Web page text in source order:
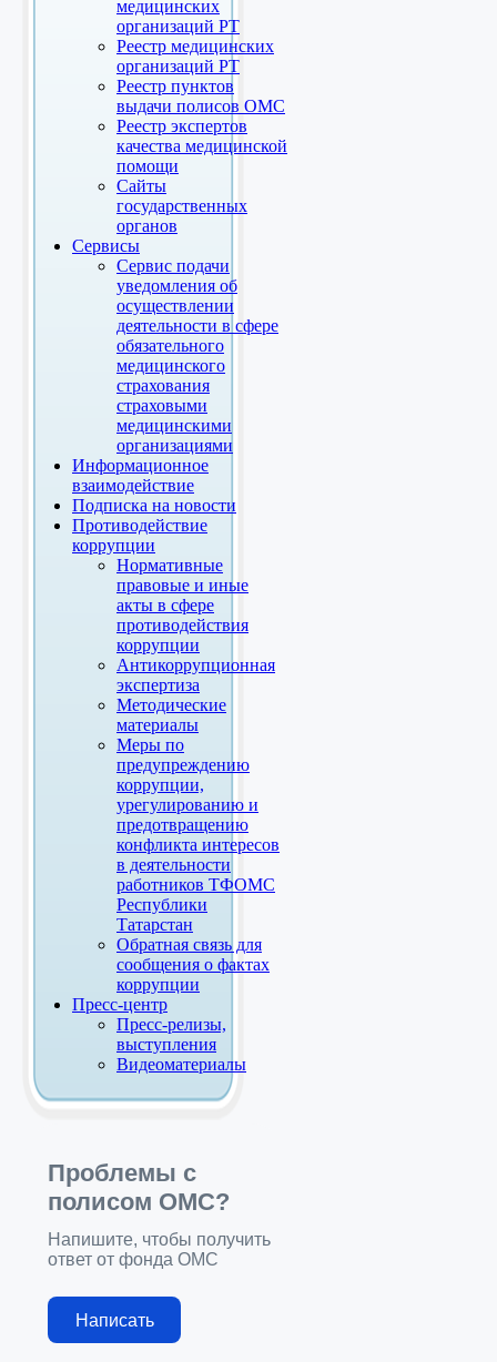
медицинских
организаций РТ
Реестр медицинских
организаций РТ
Реестр пунктов
выдачи полисов ОМС
Реестр экспертов
качества медицинской
помощи
Сайты
государственных
органов
Сервисы
Сервис подачи
уведомления об
осуществлении
деятельности в сфере
обязательного
медицинского
страхования
страховыми
медицинскими
организациями
Информационное
взаимодействие
Подписка на новости
Противодействие
коррупции
Нормативные
правовые и иные
акты в сфере
противодействия
коррупции
Антикоррупционная
экспертиза
Методические
материалы
Меры по
предупреждению
коррупции,
урегулированию и
предотвращению
конфликта интересов
в деятельности
работников ТФОМС
Республики
Татарстан
Обратная связь для
сообщения о фактах
коррупции
Пресс-центр
Пресс-релизы,
выступления
Видеоматериалы
Проблемы с
полисом ОМС?
Напишите, чтобы получить
ответ от фонда ОМС
Написать